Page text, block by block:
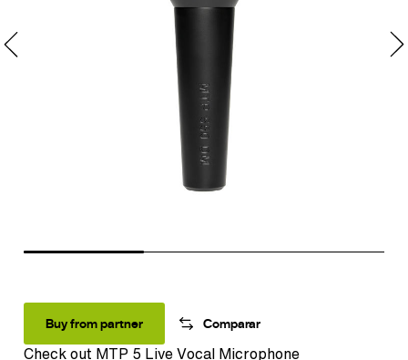
Check out MTP 5 Live Vocal Microphone
Buy from partner Comparar